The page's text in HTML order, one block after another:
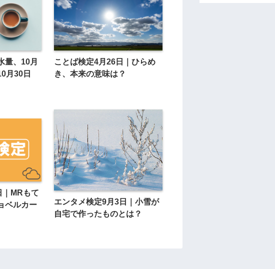
量、10月
月30日
ことば検定4月26日｜ひらめ
き、本来の意味は？
｜MRもて
ベルカー
エンタメ検定9月3日｜小雪が
自宅で作ったものとは？